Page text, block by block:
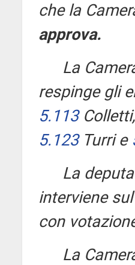
che la
approva.
La
respinge gli
5.113
5.123Turri e
La
interviene
con
La